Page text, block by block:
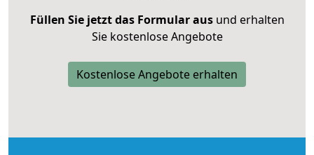
Füllen Sie jetzt das Formular ausund erhalten
Sie kostenlose Angebote
Kostenlose Angebote erhalten